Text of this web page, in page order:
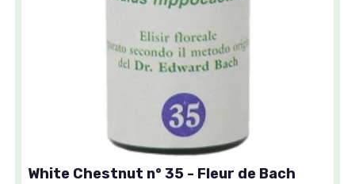
White Chestnut n° 35 - Fleur de Bach